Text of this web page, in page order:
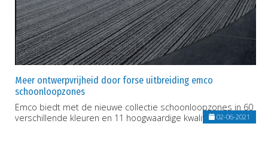
Meer ontwerpvrijheid door forse uitbreiding emco
schoonloopzones
Emco biedt met de nieuwe collectie schoonloopzones in 60
verschillende kleuren en 11 hoogwaardige kwaliteiten.02-06-2021